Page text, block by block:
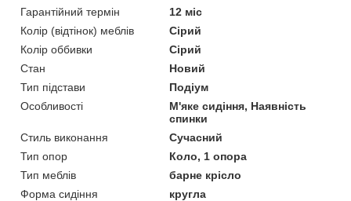
Гарантійний термін
12 міс
Колір (відтінок) меблів
Сірий
Колір оббивки
Сірий
Стан
Новий
Тип підстави
Подіум
Особливості
М'яке сидіння, Наявність
спинки
Стиль виконання
Сучасний
Тип опор
Коло, 1 опора
Тип меблів
барне крісло
Форма сидіння
кругла